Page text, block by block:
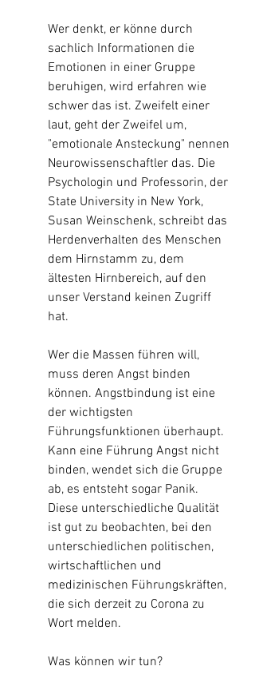
Wer denkt, er könne durch
sachlich Informationen die
Emotionen in einer Gruppe
beruhigen, wird erfahren wie
schwer das ist. Zweifelt einer
laut, geht der Zweifel um,
"emotionale Ansteckung" nennen
Neurowissenschaftler das. Die
Psychologin und Professorin, der
State University in New York,
Susan Weinschenk, schreibt das
Herdenverhalten des Menschen
dem Hirnstamm zu, dem
ältesten Hirnbereich, auf den
unser Verstand keinen Zugriff
hat.
Wer die Massen führen will,
muss deren Angst binden
können. Angstbindung ist eine
der wichtigsten
Führungsfunktionen überhaupt.
Kann eine Führung Angst nicht
binden, wendet sich die Gruppe
ab, es entsteht sogar Panik.
Diese unterschiedliche Qualität
ist gut zu beobachten, bei den
unterschiedlichen politischen,
wirtschaftlichen und
medizinischen Führungskräften,
die sich derzeit zu Corona zu
Wort melden.
Was können wir tun?